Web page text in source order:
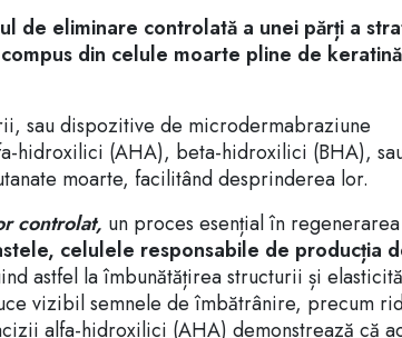
de eliminare controlată a unei părți a
din celule moarte pline de
sau dispozitive de microdermabraziune
hidroxilici (AHA), beta-hidroxilici (BHA),
moarte, facilitând desprinderea lor.
controlat, un proces esențial în
celulele responsabile de producția
astfel la îmbunătățirea structurii și
vizibil semnele de îmbătrânire, precum
alfa-hidroxilici (AHA) demonstrează că